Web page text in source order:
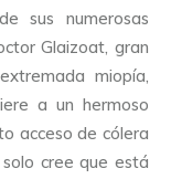
sus numerosas
Glaizoat, gran
miopía,
a un hermoso
acceso de cólera
cree que está